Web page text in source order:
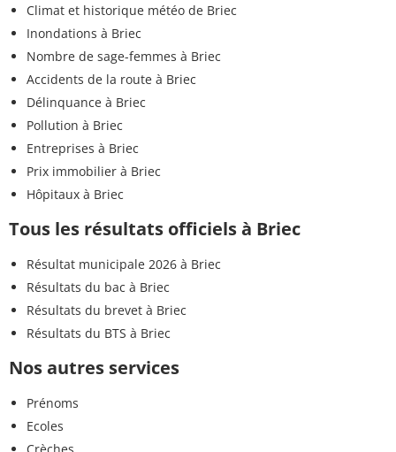
Climat et historique météo de Briec
Inondations à Briec
Nombre de sage-femmes à Briec
Accidents de la route à Briec
Délinquance à Briec
Pollution à Briec
Entreprises à Briec
Prix immobilier à Briec
Hôpitaux à Briec
Tous les résultats officiels à Briec
Résultat municipale 2026 à Briec
Résultats du bac à Briec
Résultats du brevet à Briec
Résultats du BTS à Briec
Nos autres services
Prénoms
Ecoles
Crèches